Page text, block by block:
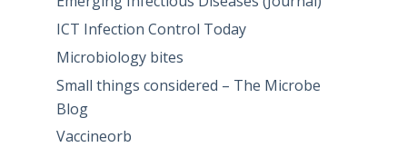
ICT Infection Control Today
Microbiology bites
Small things considered – The Microbe
Blog
Vaccineorb